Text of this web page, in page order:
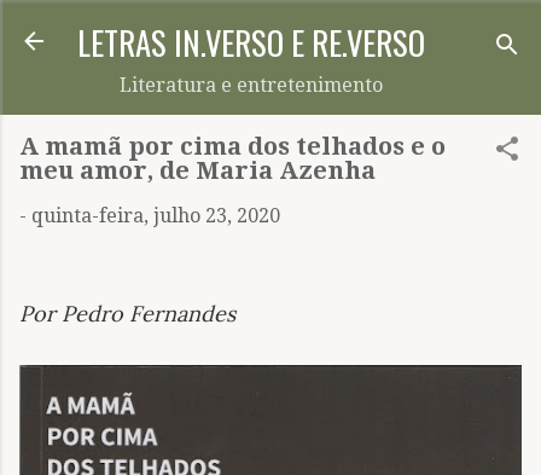
Pular para o conteúdo principal
LETRAS IN.VERSO E RE.VERSO
Literatura e entretenimento
A mamã por cima dos telhados e o
meu amor, de Maria Azenha
- quinta-feira, julho 23, 2020
Por Pedro Fernandes